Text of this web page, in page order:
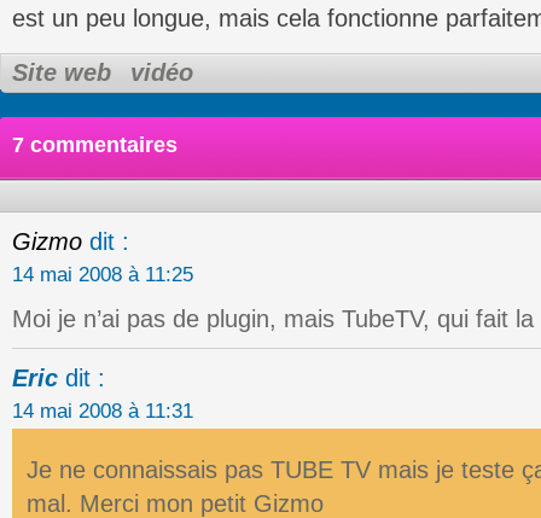
est un peu longue, mais cela fonctionne
Site web vidéo
7 commentaires
Gizmo dit :
14 mai 2008 à 11:25
Moi je n’ai pas de plugin, mais TubeTV, qui fait
Eric dit :
14 mai 2008 à 11:31
Je ne connaissais pas TUBE TV mais je teste
mal. Merci mon petit Gizmo